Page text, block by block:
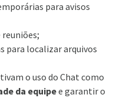
para avisos
para localizar arquivos
o uso do Chat como
da equipee garantir o